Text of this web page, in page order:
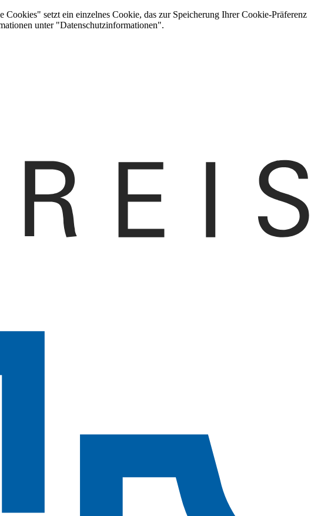
setzt ein einzelnes Cookie, das zur Speicherung Ihrer Cookie-Präferenz
unter "Datenschutzinformationen".